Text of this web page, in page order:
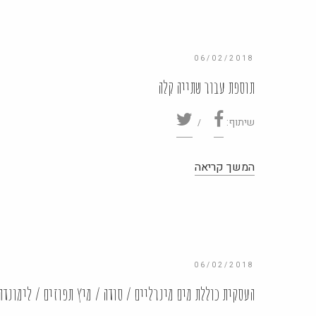
06/02/2018
תוספת עבור שתייה קלה
שיתוף:
06/02/2018
העסקית כוללת מים מינרליים / סודה / מיץ תפוזים /